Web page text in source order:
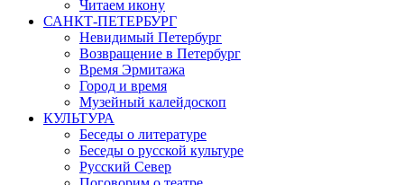
Читаем икону
САНКТ-ПЕТЕРБУРГ
Невидимый Петербург
Возвращение в Петербург
Время Эрмитажа
Город и время
Музейный калейдоскоп
КУЛЬТУРА
Беседы о литературе
Беседы о русской культуре
Русский Север